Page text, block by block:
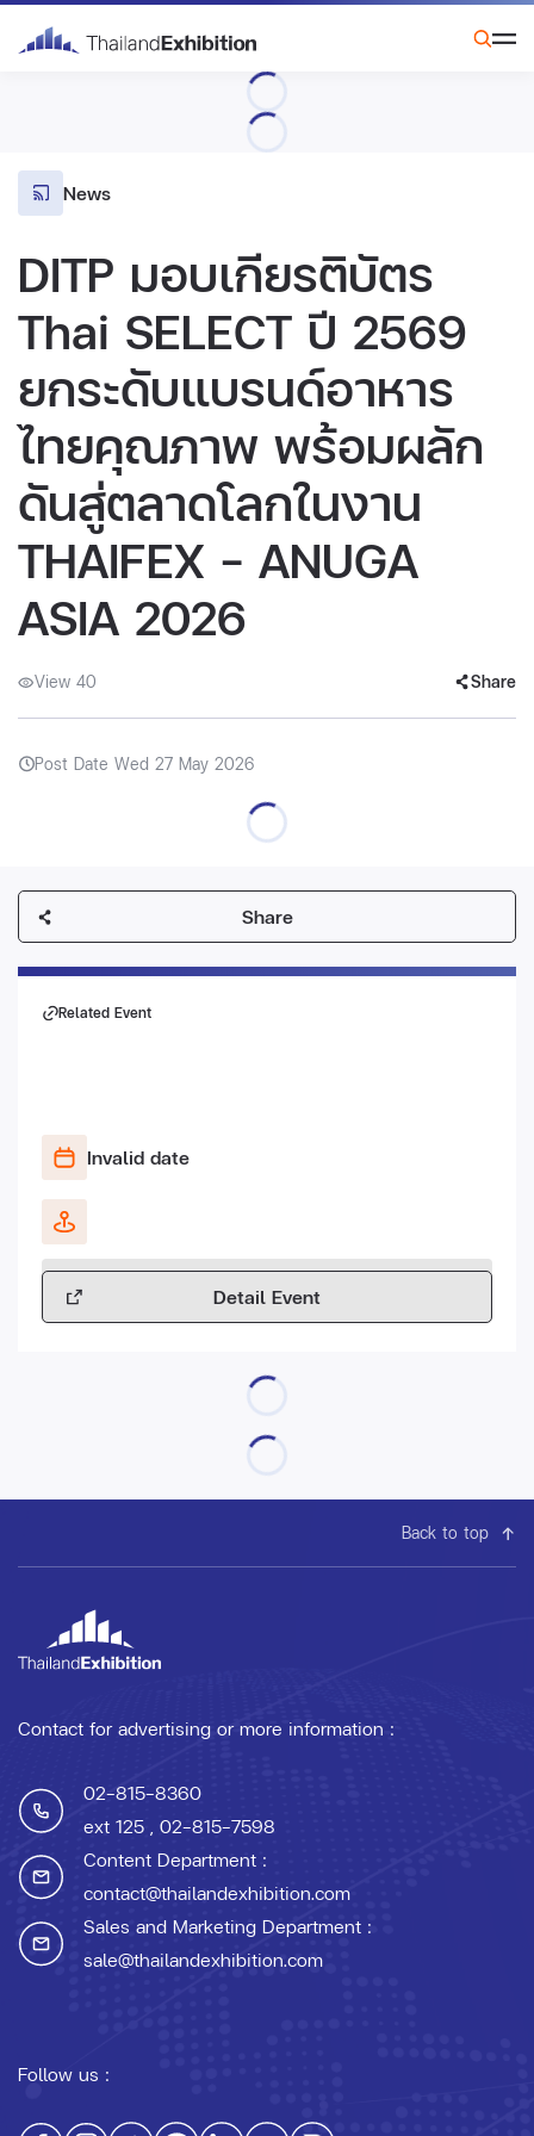
News
DITP มอบเกียรติบัตร
Thai SELECT ปี 2569
ยกระดับแบรนด์อาหาร
ไทยคุณภาพ พร้อมผลัก
ดันสู่ตลาดโลกในงาน
THAIFEX – ANUGA
ASIA 2026
View 40 Share
Post Date Wed 27 May 2026
Share
Related Event
Invalid date
Detail Event
Back to top
Contact for advertising or more information :
02-815-8360
ext 125 , 02-815-7598
Content Department :
contact@thailandexhibition.com
Sales and Marketing Department :
sale@thailandexhibition.com
Follow us :